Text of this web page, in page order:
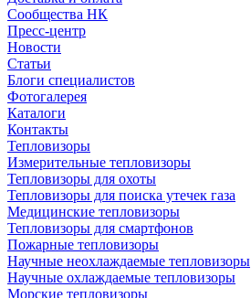
Сообщества НК
Пресс-центр
Новости
Статьи
Блоги специалистов
Фотогалерея
Каталоги
Контакты
Тепловизоры
Измерительные тепловизоры
Тепловизоры для охоты
Тепловизоры для поиска утечек газа
Медицинские тепловизоры
Тепловизоры для смартфонов
Пожарные тепловизоры
Научные неохлаждаемые тепловизоры
Научные охлаждаемые тепловизоры
Морские тепловизоры